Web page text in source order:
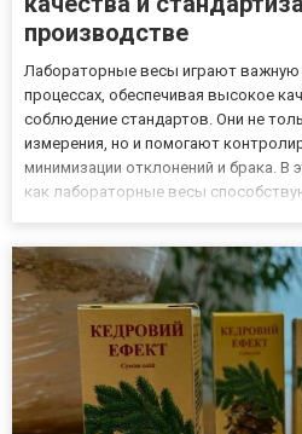
производстве
Лабораторные весы играют
процессах, обеспечивая высокое
соблюдение стандартов. Они не
измерения, но и помогают
минимизации отклонений и брака. В
как лабораторные весы
можете в ин...